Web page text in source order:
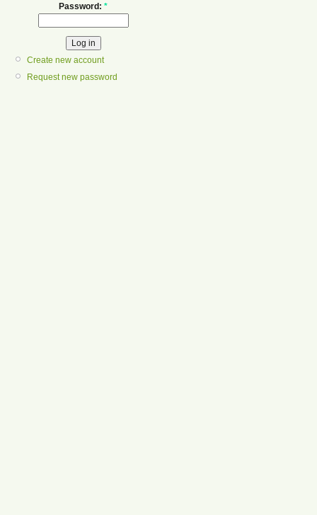
Password: *
Create new account
Request new password